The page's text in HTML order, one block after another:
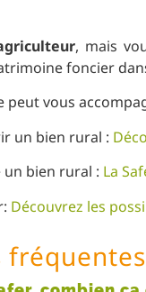
, mais
foncier
peut vous
un bien rural :
un bien rural : La
Découvrez les
fréquentes